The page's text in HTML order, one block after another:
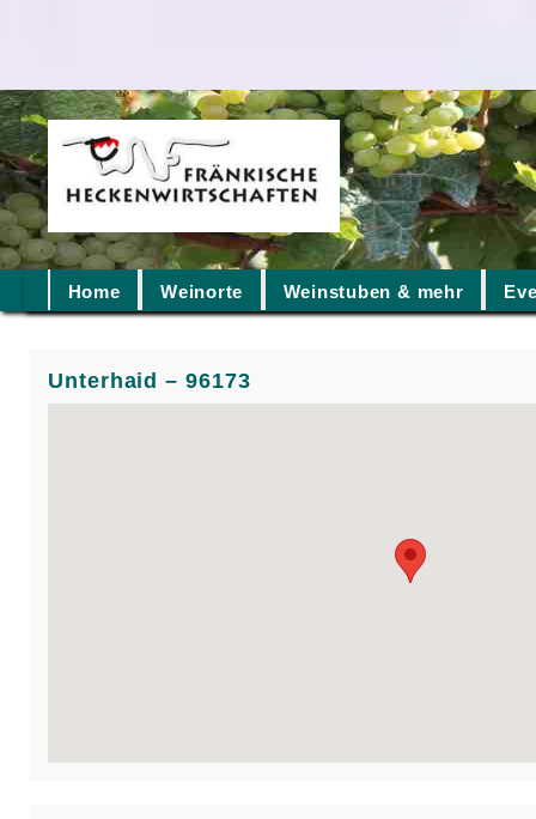
Home Weinorte Weinstuben & mehr
Unterhaid – 96173